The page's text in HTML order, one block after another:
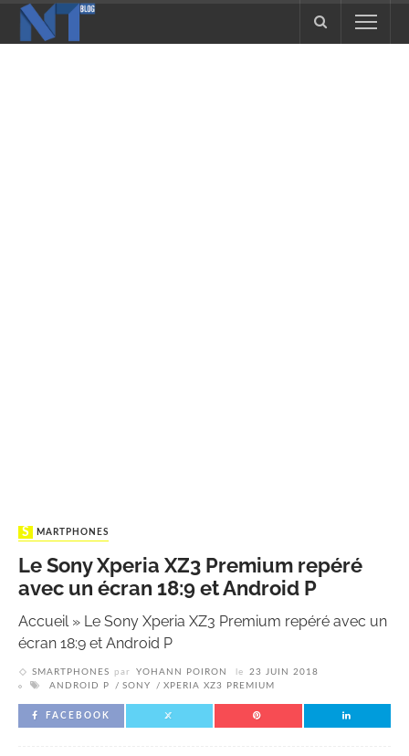
SMARTPHONES
Le Sony Xperia XZ3 Premium repéré
avec un écran 18:9 et Android P
Accueil» Le Sony Xperia XZ3 Premium repéré avec un
écran 18:9 et Android P
SMARTPHONES par YOHANN POIRON le
23 JUIN 2018
ANDROID P
SONY XPERIA XZ3 PREMIUM
FACEBOOK